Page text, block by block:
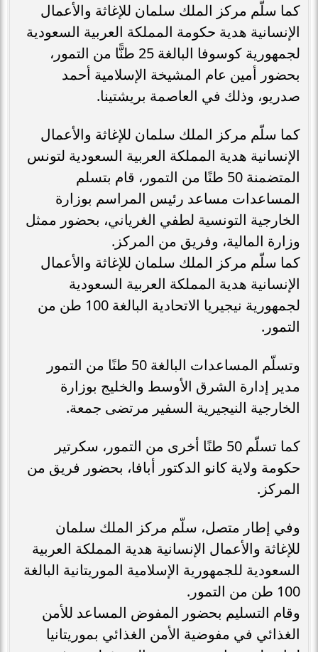
كما سلَّم مركز الملك سلمان للإغاثة والأعمال
الإنسانية هدية حكومة المملكة العربية السعودية
لجمهورية كوسوفا البالغة 25 طنًّا من التمور،
بحضور أمين عام المشيخة الإسلامية أحمد
صدريو، وذلك في العاصمة بريشتينا.
كما سلّم مركز الملك سلمان للإغاثة والأعمال
الإنسانية هدية المملكة العربية السعودية لتونس
المتضمنة 50 طنًا من التمور، قام بتسلم
المساعدات مساعد رئيس المراسم بوزارة
الخارجية التونسية لطفي الغرياني، بحضور ممثل
وزارة المالية، وفريق من المركز.
كما سلّم مركز الملك سلمان للإغاثة والأعمال
الإنسانية هدية المملكة العربية السعودية
لجمهورية نيجيريا الاتحادية البالغة 100 طن من
التمور.
وتسلّم المساعدات البالغة 50 طنًا من التمور
مدير إدارة الشرق الأوسط والخليج بوزارة
الخارجية النيجيرية السفير مرتضى جمعة.
كما تسلّم 50 طنًا أخرى من التمور، سكرتير
حكومة ولاية كانو الدكتور أبافا، بحضور فريق من
المركز.
وفي إطار متصل، سلّم مركز الملك سلمان
للإغاثة والأعمال الإنسانية هدية المملكة العربية
السعودية للجمهورية الإسلامية الموريتانية البالغة
100 طن من التمور.
وقام التسليم بحضور المفوض المساعد للأمن
الغذائي في مفوضية الأمن الغذائي بموريتانيا